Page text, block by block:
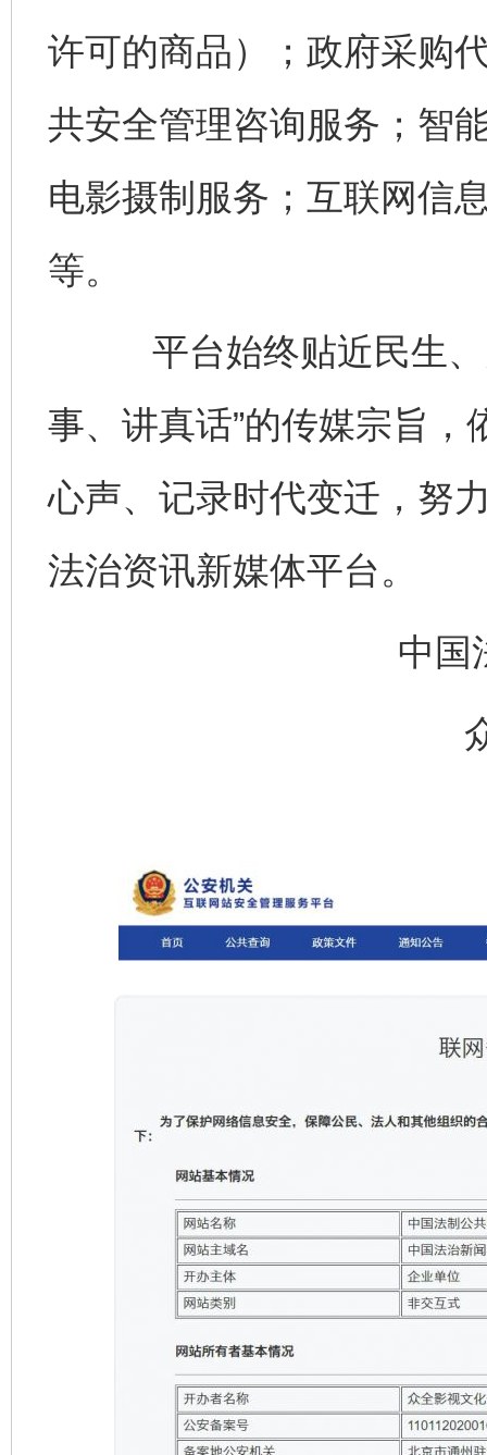
许可的商品）；政府采购
共安全管理咨询服务；智
电影摄制服务；互联网信
等。
平台始终贴近民生、
事、讲真话”的传媒宗旨
心声、记录时代变迁，努
法治资讯新媒体平台。
中国